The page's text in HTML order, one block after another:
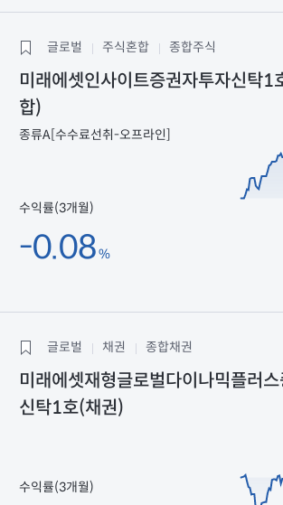
글로벌 주식혼합 종합주식
미래에셋인사이트증권자투자신탁1
합)
종류A[수수료선취-오프라인]
수익률(3개월)
-0.08%
글로벌 채권 종합채권
미래에셋재형글로벌다이나믹플러
신탁1호(채권)
수익률(3개월)